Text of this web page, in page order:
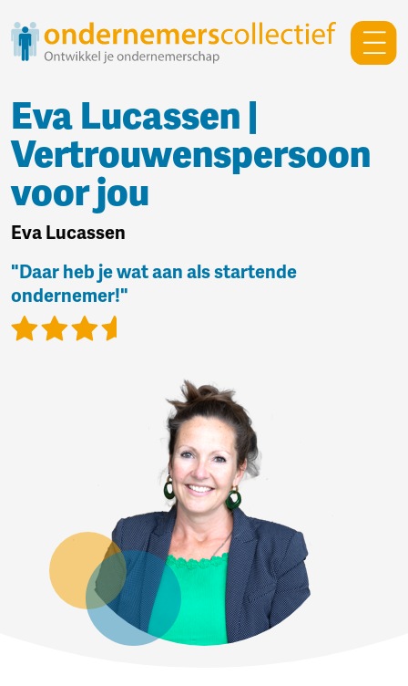
Eva Lucassen |
Vertrouwenspersoon
voor jou
Eva Lucassen
"Daar heb je wat aan als startende
ondernemer!"